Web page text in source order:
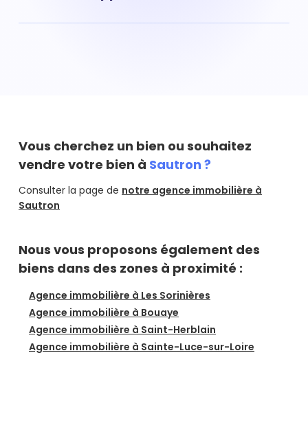
Vous cherchez un bien ou souhaitez
vendre votre bien à Sautron ?
Consulter la page de notre agence immobilière à
Sautron
Nous vous proposons également des
biens dans des zones à proximité :
Agence immobilière à Les Sorinières
Agence immobilière à Bouaye
Agence immobilière à Saint-Herblain
Agence immobilière à Sainte-Luce-sur-Loire